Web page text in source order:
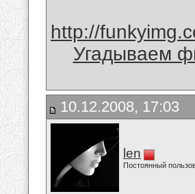
http://
Угадываем
10.12.2008, 17:03
len
Постоянный